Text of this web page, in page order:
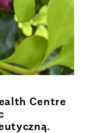
Centre